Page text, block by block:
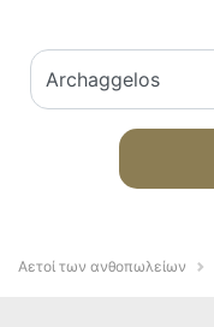
Αετοί των ανθοπωλείων